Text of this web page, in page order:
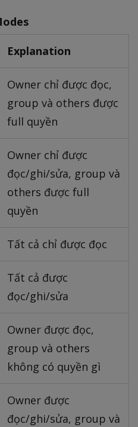
Explanation
Owner chỉ được đọc,
group và others được
full quyền
Owner chỉ được
đọc/ghi/sửa, group và
others được full
quyền
Tất cả chỉ được đọc
Tất cả được
đọc/ghi/sửa
Owner được đọc,
group và others
không có quyền gì
Owner được
đọc/ghi/sửa, group và